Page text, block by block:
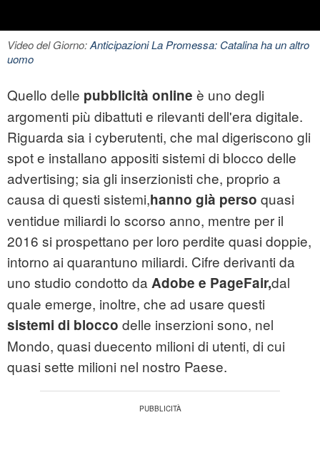
Video del Giorno:Anticipazioni La Promessa: Catalina ha un altro
uomo
Quello delle pubblicità online è uno degli
argomenti più dibattuti e rilevanti dell'era digitale.
Riguarda sia i cyberutenti, che mal digeriscono gli
spot e installano appositi sistemi di blocco delle
advertising; sia gli inserzionisti che, proprio a
causa di questi sistemi,hanno già perso quasi
ventidue miliardi lo scorso anno, mentre per il
2016 si prospettano per loro perdite quasi doppie,
intorno ai quarantuno miliardi. Cifre derivanti da
uno studio condotto da Adobe e PageFair,dal
quale emerge, inoltre, che ad usare questi
sistemi di blocco delle inserzioni sono, nel
Mondo, quasi duecento milioni di utenti, di cui
quasi sette milioni nel nostro Paese.